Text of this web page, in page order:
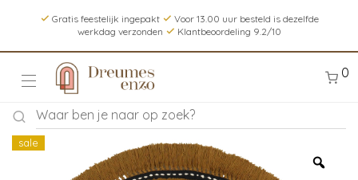
Gratis feestelijk ingepakt
Voor 13.00 uur besteld is dezelfde
werkdag verzonden
Klantbeoordeling 9.2/10
0
sale